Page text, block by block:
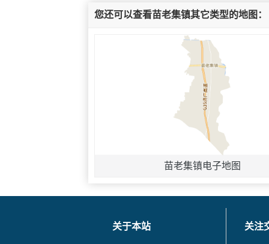
您还可以查看苗老集镇其它类型的地图：
苗老集镇电子地图
关于本站 关注